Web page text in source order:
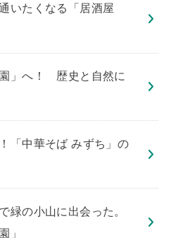
いたくなる「居酒屋
」へ！ 歴史と自然に
「中華そば みずち」の
の小山に出会った。
」